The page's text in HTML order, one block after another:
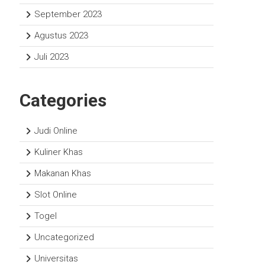
September 2023
Agustus 2023
Juli 2023
Categories
Judi Online
Kuliner Khas
Makanan Khas
Slot Online
Togel
Uncategorized
Universitas